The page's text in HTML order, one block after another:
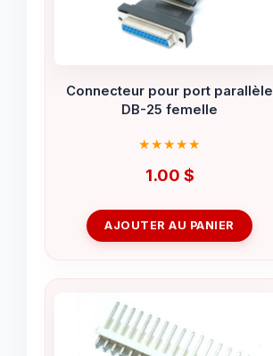
Connecteur pour port parallèle
DB-25 femelle
1.00 $
AJOUTER AU PANIER